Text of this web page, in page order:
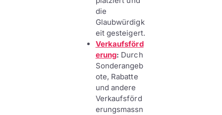
die
Glaubwürdigk
eit gesteigert.
Verkaufsförd
erung: Durch
Sonderangeb
ote, Rabatte
und andere
Verkaufsförd
erungsmassn